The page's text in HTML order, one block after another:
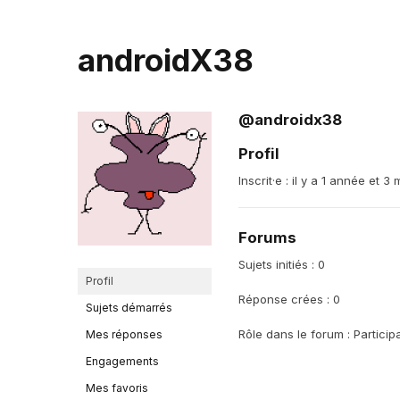
androidX38
Profil
Sujets démarrés
Mes réponses
Engagements
Mes favoris
@androidx38
Profil
Inscrit·e : il y a 1 année et 3
Forums
Sujets initiés : 0
Réponse crées : 0
Rôle dans le forum :